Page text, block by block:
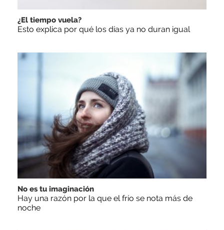
¿El tiempo vuela?
Esto explica por qué los días ya no duran igual
No es tu imaginación
Hay una razón por la que el frío se nota más de
noche